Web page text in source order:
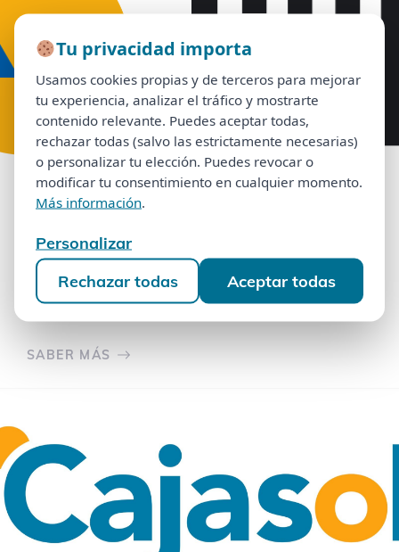
CAM (Sabadell)
Tenemos sentencias condenatorias que resuelven
el contrato de la compra de la semana de derecho
de aprovechamiento por turno y el crédito
SABER MÁS
Tu privacidad importa
Usamos cookies propias y de terceros para mejorar
tu experiencia, analizar el tráfico y mostrarte
contenido relevante. Puedes aceptar todas,
rechazar todas (salvo las estrictamente necesarias)
o personalizar tu elección. Puedes revocar o
modificar tu consentimiento en cualquier momento.
Más información.
Personalizar
Rechazar todas
Aceptar todas
Tu privacidad importa
Usamos cookies propias y de terceros para mejorar
tu experiencia, analizar el tráfico y mostrarte
contenido relevante. Puedes aceptar todas,
rechazar todas (salvo las estrictamente necesarias)
o personalizar tu elección. Puedes revocar o
modificar tu consentimiento en cualquier momento.
Más información
Personalizar
Rechazar todas Aceptar todas